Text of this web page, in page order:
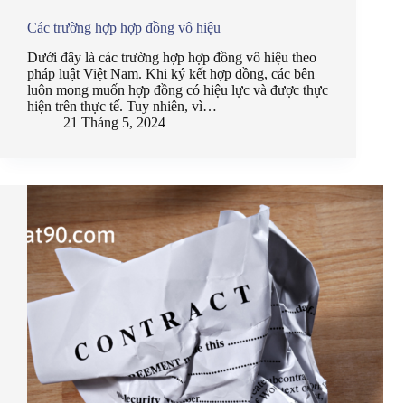
Các trường hợp hợp đồng vô hiệu
Dưới đây là các trường hợp hợp đồng vô hiệu theo
pháp luật Việt Nam. Khi ký kết hợp đồng, các bên
luôn mong muốn hợp đồng có hiệu lực và được thực
hiện trên thực tế. Tuy nhiên, vì…
21 Tháng 5, 2024